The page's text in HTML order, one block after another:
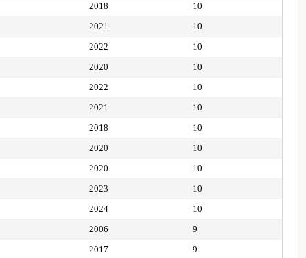
2018
10
2021
10
2022
10
2020
10
2022
10
2021
10
2018
10
2020
10
2020
10
2023
10
2024
10
2006
9
2017 9